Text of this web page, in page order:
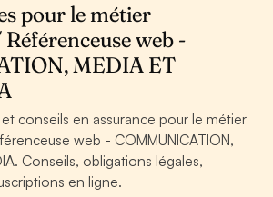
pour le métier
web -
MEDIA ET
conseils en assurance pour le métier
web - COMMUNICATION,
Conseils, obligations légales,
en ligne.